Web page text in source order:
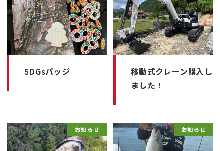
SDGsバッジ
移動式クレーン購入し
ました！
お知らせ お知らせ